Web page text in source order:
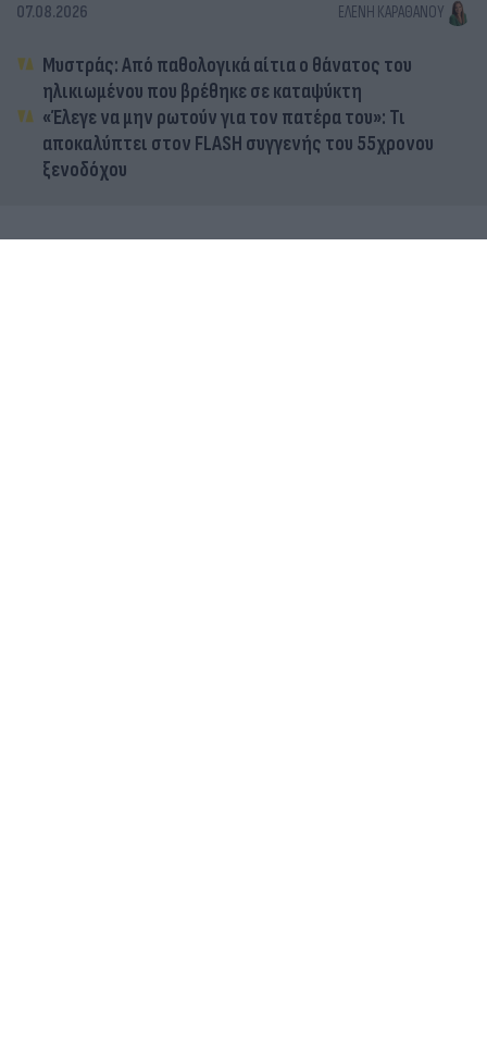
07.08.2026 ΕΛΈΝΗ ΚΑΡΑΘΆΝΟΥ
Μυστράς: Από παθολογικά αίτια ο θάνατος του
ηλικιωμένου που βρέθηκε σε καταψύκτη
«Έλεγε να μην ρωτούν για τον πατέρα του»: Τι
αποκαλύπτει στον FLASH συγγενής του 55χρονου
ξενοδόχου